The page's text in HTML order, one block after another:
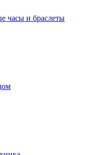
часы и браслеты